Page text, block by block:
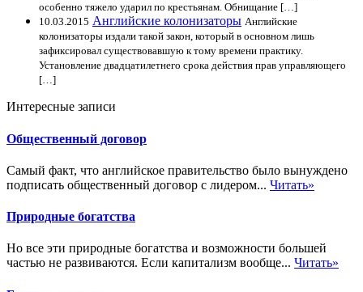
особенно тяжело ударил по крестьянам. Обнищание […]
10.03.2015 Английские колонизаторы Английские
колонизаторы издали такой закон, который в основном лишь
зафиксировал существовавшую к тому времени практику.
Установление двадцатилетнего срока действия прав управляющего
[…]
Интересные записи
Общественный договор
Самый факт, что английское правительство было вынуждено
подписать общественный договор с лидером... Читать»
Природные богатства
Но все эти природные богатства и возможности большей
частью не развиваются. Если капитализм вообще... Читать»